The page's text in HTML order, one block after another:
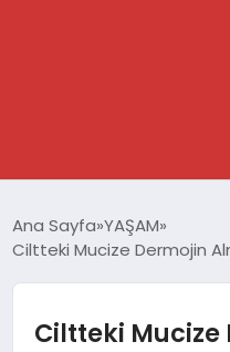
DÜNYA
Ana Sayfa YAŞAM
Ciltteki Mucize Dermojin
Ciltteki